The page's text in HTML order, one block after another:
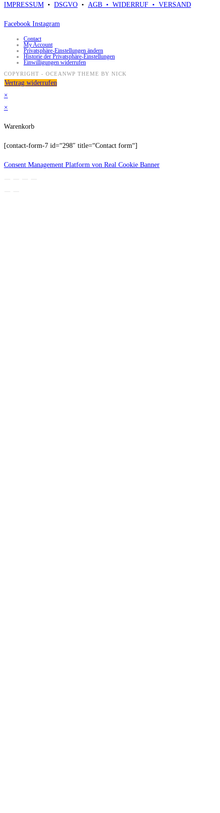
IMPRESSUM • DSGVO • AGB • WIDERRUF • VERSAND
Facebook Instagram
Contact
My Account
Privatsphäre-Einstellungen ändern
Historie der Privatsphäre-Einstellungen
Einwilligungen widerrufen
COPYRIGHT - OCEANWP THEME BY NICK
Vertrag widerrufen
×
×
Warenkorb
[contact-form-7 id=“298″ title=“Contact form“]
Consent Management Platform von Real Cookie Banner